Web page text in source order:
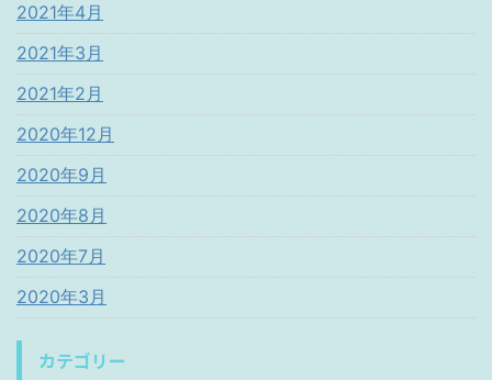
2021年4月
2021年3月
2021年2月
2020年12月
2020年9月
2020年8月
2020年7月
2020年3月
カテゴリー